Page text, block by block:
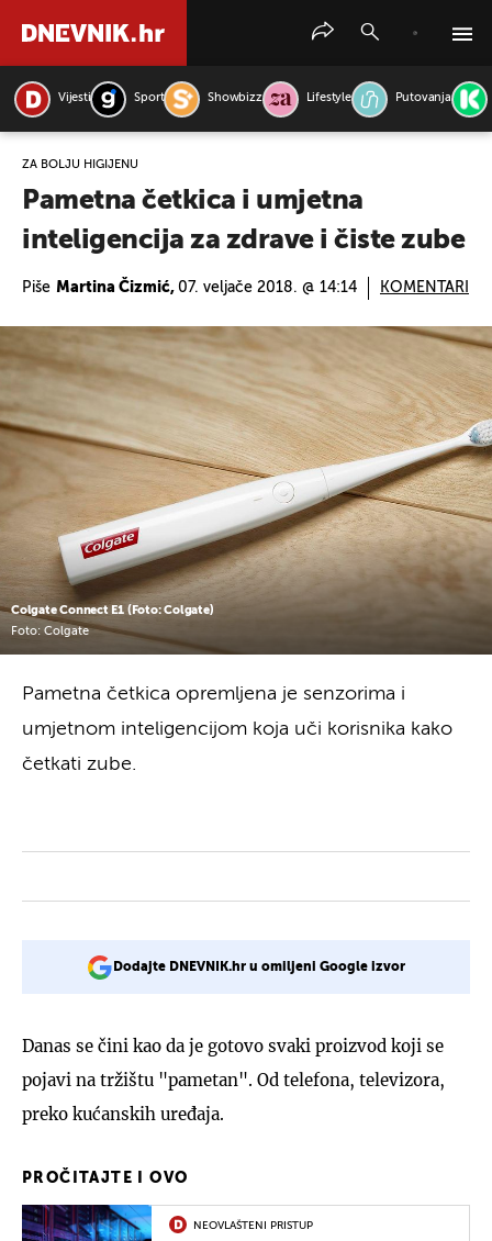
Vijesti Sport Showbizz Lifestyle Putovanja
ZA BOLJU HIGIJENU
Pametna četkica i umjetna
inteligencija za zdrave i čiste zube
Piše Martina Čizmić, 07. veljače 2018. @ 14:14 KOMENTARI
Colgate Connect E1 (Foto: Colgate)
Foto: Colgate
Pametna četkica opremljena je senzorima i
umjetnom inteligencijom koja uči korisnika kako
četkati zube.
Dodajte DNEVNIK.hr u omiljeni Google izvor
Danas se čini kao da je gotovo svaki proizvod koji se
pojavi na tržištu "pametan". Od telefona, televizora,
preko kućanskih uređaja.
PROČITAJTE I OVO
NEOVLAŠTENI PRISTUP
PRETRAŽITE VIJESTI